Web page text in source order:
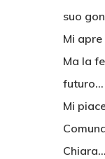
suo
Mi
Ma la
futuro…
Mi